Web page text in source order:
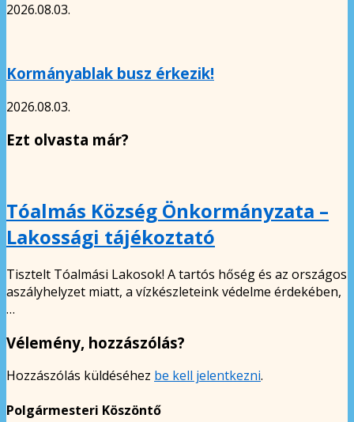
2026.08.03.
Kormányablak busz érkezik!
2026.08.03.
Ezt olvasta már?
Tóalmás Község Önkormányzata –
Lakossági tájékoztató
Tisztelt Tóalmási Lakosok! A tartós hőség és az országos
aszályhelyzet miatt, a vízkészleteink védelme érdekében,
…
Vélemény, hozzászólás?
Hozzászólás küldéséhez be kell jelentkezni.
Polgármesteri Köszöntő